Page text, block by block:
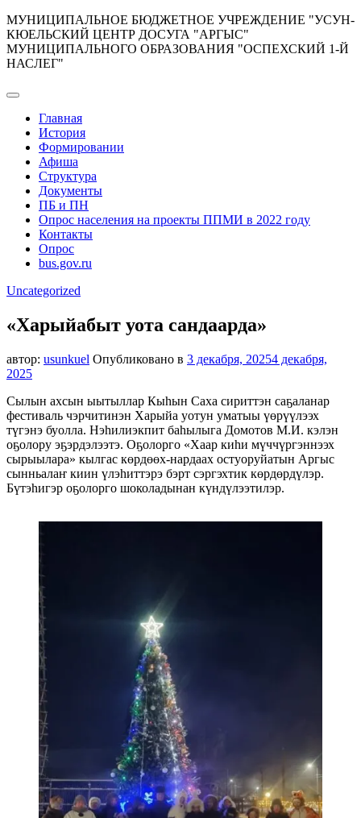
Перейти
к
содержимому
МУНИЦИПАЛЬНОЕ БЮДЖЕТНОЕ УЧРЕЖДЕНИЕ "УСУН-
КЮЕЛЬСКИЙ ЦЕНТР ДОСУГА "АРГЫС"
МУНИЦИПАЛЬНОГО ОБРАЗОВАНИЯ "ОСПЕХСКИЙ 1-Й
НАСЛЕГ"
Главная
История
Формировании
Афиша
Структура
Документы
ПБ и ПН
Опрос населения на проекты ППМИ в 2022 году
Контакты
Опрос
bus.gov.ru
Uncategorized
«Харыйабыт уота сандаарда»
автор: usunkuel Опубликовано в 3 декабря, 20254 декабря,
2025
Сылын ахсын ыытыллар Кыһын Саха сириттэн саҕаланар
фестиваль чэрчитинэн Харыйа уотун уматыы үөрүүлээх
түгэнэ буолла. Нэһилиэкпит баһылыга Домотов М.И. кэлэн
оҕолору эҕэрдэлээтэ. Оҕолорго «Хаар киһи мүччүргэннээх
сырыылара» кылгас көрдөөх-нардаах остуоруйатын Аргыс
сынньалаҥ киин үлэһиттэрэ бэрт сэргэхтик көрдөрдүлэр.
Бүтэһигэр оҕолорго шоколадынан күндүлээтилэр.